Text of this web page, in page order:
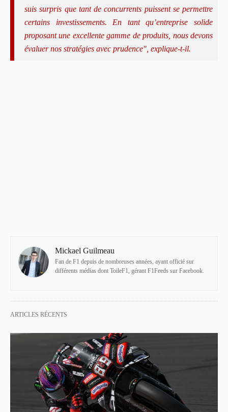
suis surpris que tant de concurrents puissent se permettre
certains investissements. En tant qu’entreprise solide
proposant une excellente gamme de produits, nous devons
évaluer nos stratégies avec prudence", explique-t-il.
Mickael Guilmeau
Fan de F1 depuis de nombreuses années, ayant officié sur
différents médias dont ToileF1, gérant F1Feeds sur Facebook.
ARTICLES RÉCENTS